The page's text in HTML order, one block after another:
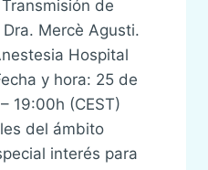
de
Mercè Agusti.
Hospital
y hora: 25 de
19:00h (CEST)
del ámbito
interés para